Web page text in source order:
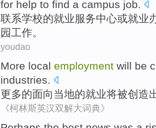
for help to find a campus job.
联系学校的就业服务中心或就业
园工作。
youdao
More local employment will be
industries.
更多的面向 当地的就业将被创造
《柯林斯英汉双解大词典》